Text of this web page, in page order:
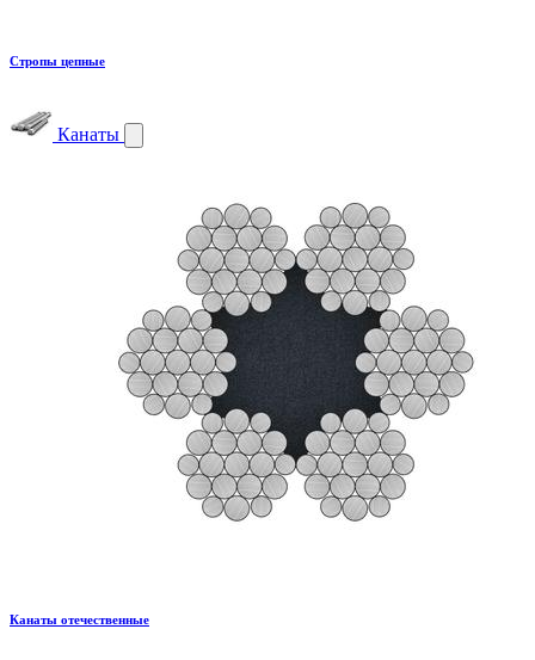
Стропы цепные
Канаты
Канаты отечественные